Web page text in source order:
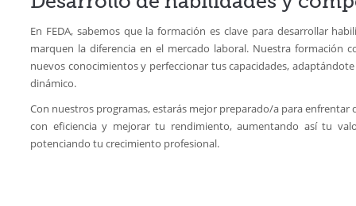
En FEDA, sabemos que la formación es clave para desarrollar
marquen la diferencia en el mercado laboral. Nuestra formación
nuevos conocimientos y perfeccionar tus capacidades,
dinámico.
Con nuestros programas, estarás mejor preparado/a para enfrentar
con eficiencia y mejorar tu rendimiento, aumentando así tu
potenciando tu crecimiento profesional.